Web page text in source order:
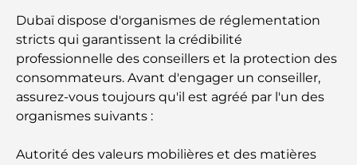
créer équilibre et harmonie
Les meilleures entreprises d'aménagement
paysager à Dubaï : Transformer vos espaces
extérieurs
Les meilleures entreprises de déménagement à
Dubaï dispose d'organismes de réglementation
stricts qui garantissent la crédibilité
professionnelle des conseillers et la protection des
consommateurs. Avant d'engager un conseiller,
assurez-vous toujours qu'il est agréé par l'un des
organismes suivants :
Autorité des valeurs mobilières et des matières